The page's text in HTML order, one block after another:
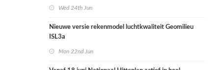
Wed 24th Jun
Nieuwe versie rekenmodel luchtkwaliteit Geomilieu
ISL3a
Mon 22nd Jun